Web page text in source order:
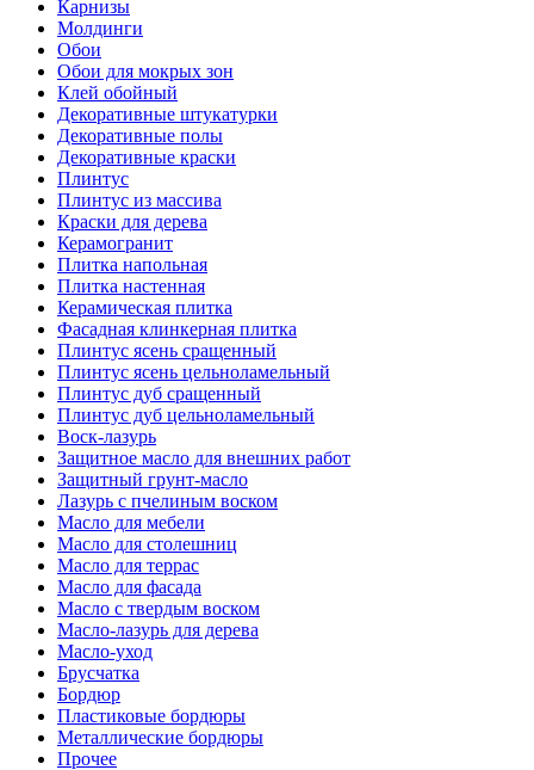
Карнизы
Молдинги
Обои
Обои для мокрых зон
Клей обойный
Декоративные штукатурки
Декоративные полы
Декоративные краски
Плинтус
Плинтус из массива
Краски для дерева
Керамогранит
Плитка напольная
Плитка настенная
Керамическая плитка
Фасадная клинкерная плитка
Плинтус ясень сращенный
Плинтус ясень цельноламельный
Плинтус дуб сращенный
Плинтус дуб цельноламельный
Воск-лазурь
Защитное масло для внешних работ
Защитный грунт-масло
Лазурь с пчелиным воском
Масло для мебели
Масло для столешниц
Масло для террас
Масло для фасада
Масло с твердым воском
Масло-лазурь для дерева
Масло-уход
Брусчатка
Бордюр
Пластиковые бордюры
Металлические бордюры
Прочее